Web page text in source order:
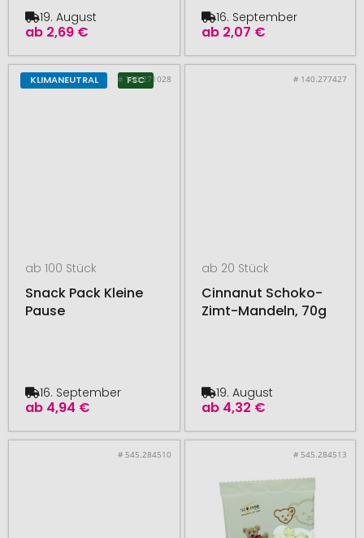
ab 2,69 €
19. August
ab 2,07 €
16. September
KLIMANEUTRAL FSC
# 150.271028
ab 100 Stück
Snack Pack Kleine
Pause
ab 4,94 €
16. September
# 140.277427
ab 20 Stück
Cinnanut Schoko-
Zimt-Mandeln, 70g
ab 4,32 €
19. August
# 545.284510 # 545.284513